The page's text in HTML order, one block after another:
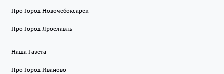
Про Город Новочебоксарск
Про Город Ярославль
Наша Газета
Про Город Иваново